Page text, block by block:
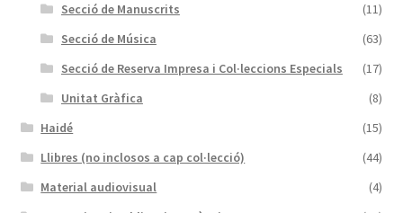
Secció de Manuscrits
(11)
Secció de Música
(63)
Secció de Reserva Impresa i Col·leccions Especials
(17)
Unitat Gràfica
(8)
Haidé
(15)
Llibres (no inclosos a cap col·lecció)
(44)
Material audiovisual
(4)